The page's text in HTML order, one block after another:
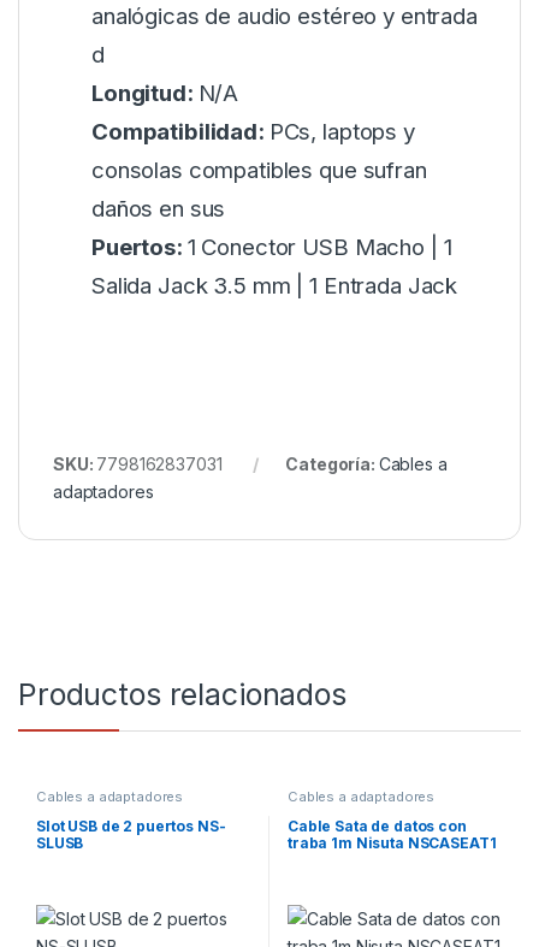
analógicas de audio estéreo y entrada
d
Longitud: N/A
Compatibilidad: PCs, laptops y
consolas compatibles que sufran
daños en sus
Puertos: 1 Conector USB Macho | 1
Salida Jack 3.5 mm | 1 Entrada Jack
SKU: 7798162837031 Categoría: Cables a
adaptadores
Productos relacionados
Cables a adaptadores
Slot USB de 2 puertos NS-
SLUSB
Cables a adaptadores
Cable Sata de datos con
traba 1m Nisuta NSCASEAT1